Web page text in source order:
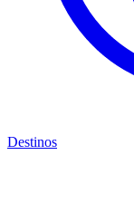
Destinos